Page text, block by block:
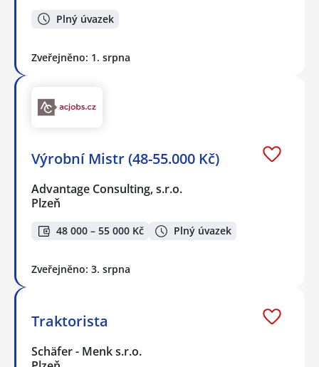
Plný úvazek
Zveřejněno: 1. srpna
Výrobní Mistr (48-55.000 Kč)
Advantage Consulting, s.r.o.
Plzeň
48 000 – 55 000 Kč Plný úvazek
Zveřejněno: 3. srpna
Traktorista
Schäfer - Menk s.r.o.